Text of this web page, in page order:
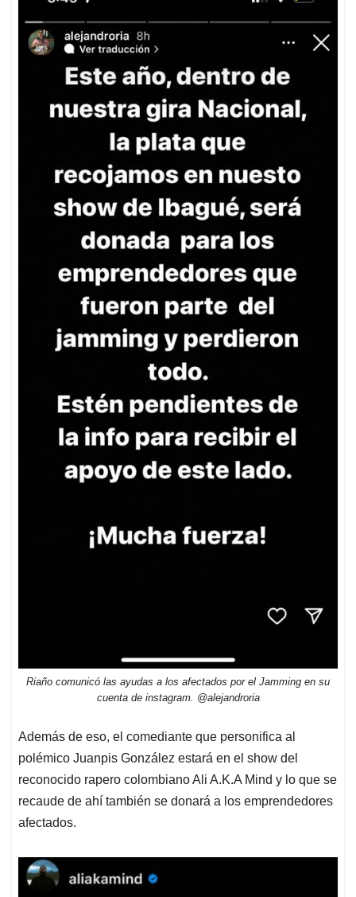
Riaño comunicó las ayudas a los afectados por el Jamming en su
cuenta de instagram. @alejandroria
Además de eso, el comediante que personifica al
polémico Juanpis González estará en el show del
reconocido rapero colombiano Ali A.K.A Mind y lo que se
recaude de ahí también se donará a los emprendedores
afectados.